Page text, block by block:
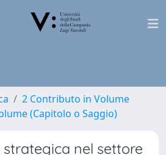
2 Contributo in Volume
(Capitolo o Saggio)
nel settore